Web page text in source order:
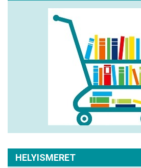
HELYISMERET